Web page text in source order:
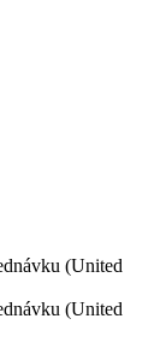
(United
(United